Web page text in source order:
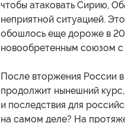
чтобы атаковать Сирию,
неприятной ситуацией.
обошлось еще дороже в
новообретенным союзом с
После вторжения России
продолжит нынешний
и последствия для
на самом деле? На